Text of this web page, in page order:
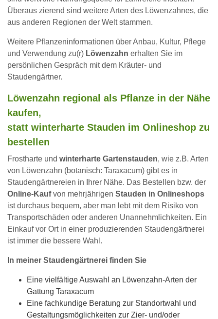
Überaus zierend sind weitere Arten des Löwenzahnes, die
aus anderen Regionen der Welt stammen.
Weitere Pflanzeninformationen über Anbau, Kultur, Pflege
und Verwendung zu(r) Löwenzahn erhalten Sie im
persönlichen Gespräch mit dem Kräuter- und
Staudengärtner.
Löwenzahn regional als Pflanze in der Nähe
kaufen,
statt winterharte Stauden im Onlineshop zu
bestellen
Frostharte und winterharte Gartenstauden, wie z.B. Arten
von Löwenzahn (botanisch: Taraxacum) gibt es in
Staudengärtnereien in Ihrer Nähe. Das Bestellen bzw. der
Online-Kaufvon mehrjährigen Stauden in Onlineshops
ist durchaus bequem, aber man lebt mit dem Risiko von
Transportschäden oder anderen Unannehmlichkeiten. Ein
Einkauf vor Ort in einer produzierenden Staudengärtnerei
ist immer die bessere Wahl.
In meiner Staudengärtnerei finden Sie
Eine vielfältige Auswahl an Löwenzahn-Arten der
Gattung Taraxacum
Eine fachkundige Beratung zur Standortwahl und
Gestaltungsmöglichkeiten zur Zier- und/oder